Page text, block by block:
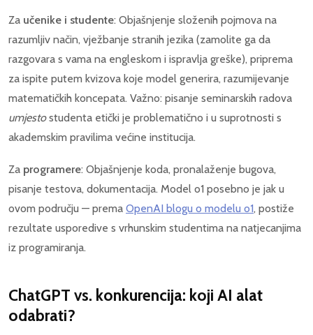
Za učenike i studente: Objašnjenje složenih pojmova na
razumljiv način, vježbanje stranih jezika (zamolite ga da
razgovara s vama na engleskom i ispravlja greške), priprema
za ispite putem kvizova koje model generira, razumijevanje
matematičkih koncepata. Važno: pisanje seminarskih radova
umjestostudenta etički je problematično i u suprotnosti s
akademskim pravilima većine institucija.
Za programere: Objašnjenje koda, pronalaženje bugova,
pisanje testova, dokumentacija. Model o1 posebno je jak u
ovom području — prema OpenAI blogu o modelu o1, postiže
rezultate usporedive s vrhunskim studentima na natjecanjima
iz programiranja.
ChatGPT vs. konkurencija: koji AI alat
odabrati?